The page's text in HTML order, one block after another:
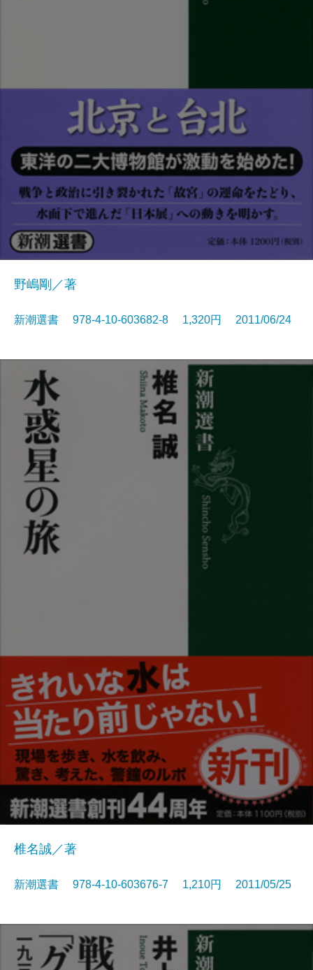
野嶋剛／著
新潮選書 978-4-10-603682-8 1,320円 2011/06/24
椎名誠／著
新潮選書 978-4-10-603676-7 1,210円 2011/05/25